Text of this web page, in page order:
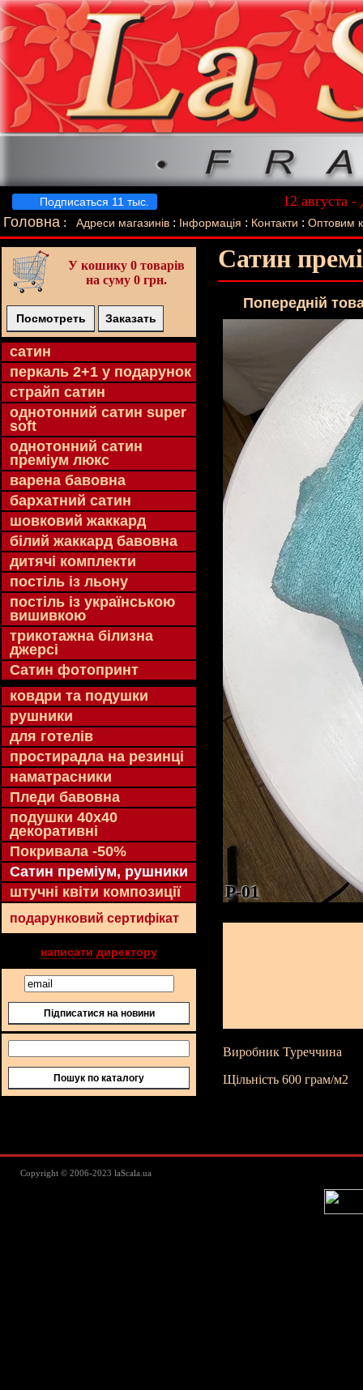
Подписаться 11 тыс.
12 августа
Лучший
Головна : Адреси магазинів : Інформація : Контакти : Оптовим
У кошику 0 товарів
на суму 0 грн.
Посмотреть Заказать
cатин
перкаль 2+1 у подарунок
страйп сатин
однотонний сатин super
soft
однотонний сатин
преміум люкс
варена бавовна
бархатний сатин
шовковий жаккард
білий жаккард бавовна
дитячі комплекти
постіль із льону
постіль із українською
вишивкою
трикотажна білизна
джерсі
Сатин фотопринт
ковдри та подушки
рушники
для готелів
простирадла на резинці
наматрасники
Пледи бавовна
подушки 40х40
декоративні
Покривала -50%
Сатин преміум, рушники
штучні квіти композиції
подарунковий сертифікат
написати директору
Підписатися на новини
Пошук по каталогу
Сатин
Попереднiй
P-01
Виробник Туреччина
Щільність 600 грам/м2
Copyright © 2006-2023 laScala.ua